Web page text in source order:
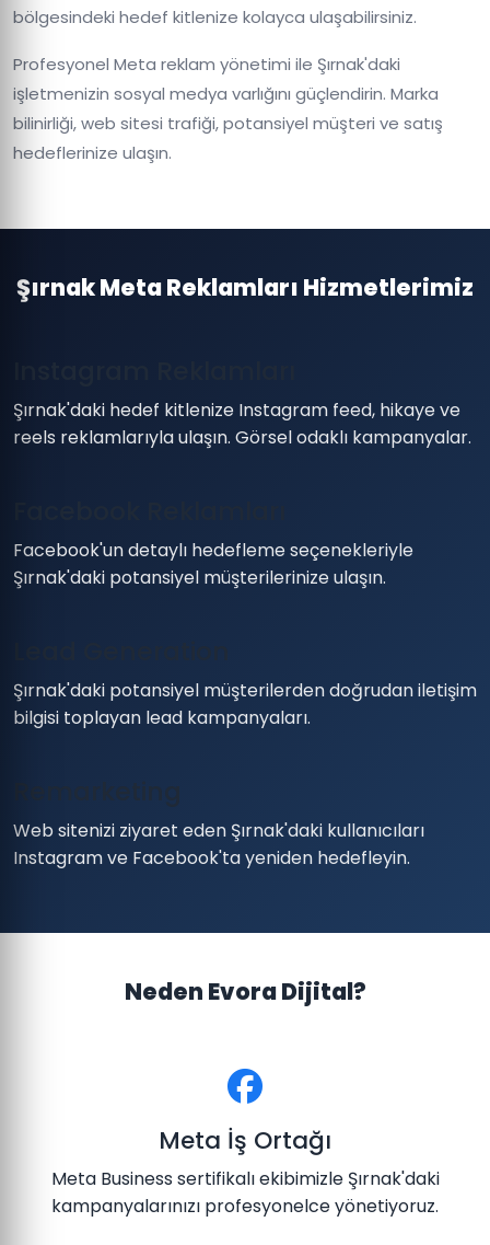
bölgesindeki hedef kitlenize kolayca ulaşabilirsiniz.
Profesyonel Meta reklam yönetimi ile Şırnak'daki
işletmenizin sosyal medya varlığını güçlendirin. Marka
bilinirliği, web sitesi trafiği, potansiyel müşteri ve satış
hedeflerinize ulaşın.
Şırnak Meta Reklamları Hizmetlerimiz
Şırnak'daki hedef kitlenize Instagram feed, hikaye ve
reels reklamlarıyla ulaşın. Görsel odaklı kampanyalar.
Facebook'un detaylı hedefleme seçenekleriyle
Şırnak'daki potansiyel müşterilerinize ulaşın.
Şırnak'daki potansiyel müşterilerden doğrudan iletişim
bilgisi toplayan lead kampanyaları.
Web sitenizi ziyaret eden Şırnak'daki kullanıcıları
Instagram ve Facebook'ta yeniden hedefleyin.
Neden Evora Dijital?
Meta İş Ortağı
Meta Business sertifikalı ekibimizle Şırnak'daki
kampanyalarınızı profesyonelce yönetiyoruz.